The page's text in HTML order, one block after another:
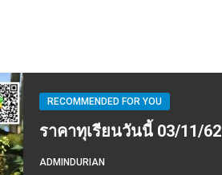
RECOMMENDED FOR YOU
ราคาทุเรียนวันนี้ 03/11/62
ADMINDURIAN